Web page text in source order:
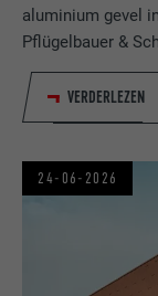
aluminium gevel
Pflügelbauer &
VERDERLEZEN
24-06-2026
NAAM
VERVALTIJD